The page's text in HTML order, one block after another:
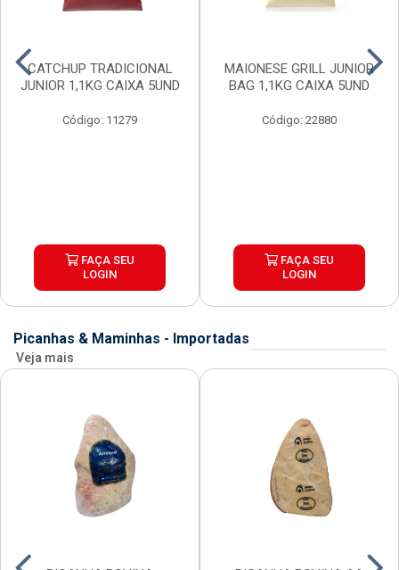
CATCHUP TRADICIONAL
JUNIOR 1,1KG CAIXA 5UND
Código: 11279
FAÇA SEU
LOGIN
MAIONESE GRILL JUNIOR
BAG 1,1KG CAIXA 5UND
Código: 22880
FAÇA SEU
LOGIN
Picanhas & Maminhas - Importadas
Veja mais